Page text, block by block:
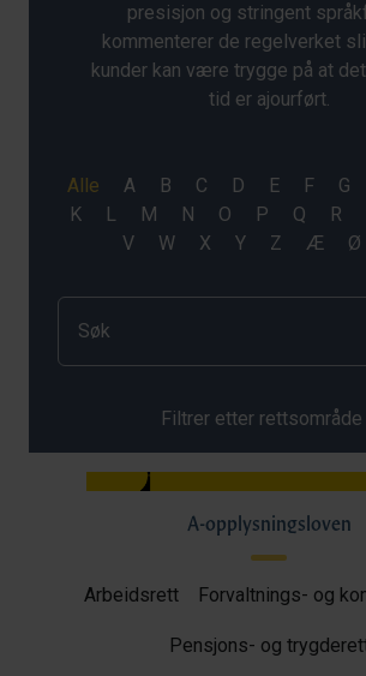
presisjon og stringent
kommenterer de regelverket
kunder kan være trygge på at
tid er ajourført.
Filtrer etter rettsområde
A-opplysningsloven
Arbeidsrett Forvaltnings- og
Pensjons- og